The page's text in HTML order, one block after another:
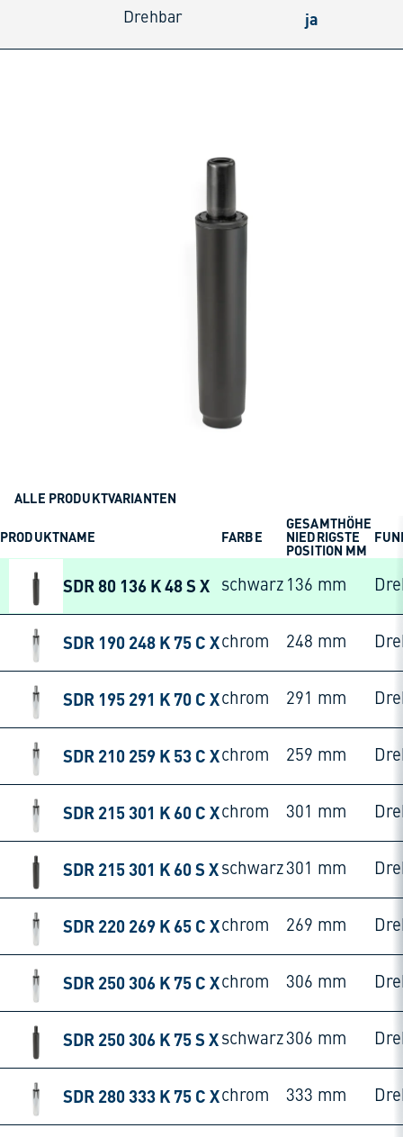
Drehbar ja
ALLE PRODUKTVARIANTEN
PRODUKTNAME FARBE
GESAMTHÖHE
NIEDRIGSTE
POSITION MM
SDR 80 136 K 48 S X schwarz 136 mm
SDR 190 248 K 75 C Xchrom 248 mm
SDR 195 291 K 70 C Xchrom 291 mm
SDR 210 259 K 53 C Xchrom 259 mm
SDR 215 301 K 60 C Xchrom 301 mm
SDR 215 301 K 60 S X schwarz301 mm
SDR 220 269 K 65 C Xchrom 269 mm
SDR 250 306 K 75 C Xchrom 306 mm
SDR 250 306 K 75 S X schwarz306 mm
SDR 280 333 K 75 C Xchrom 333 mm